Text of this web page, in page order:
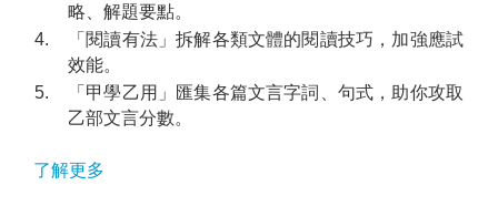
略、解題要點。
4.
「閱讀有法」拆解各類文體的閱讀技巧，加強應試
效能。
5.
「甲學乙用」匯集各篇文言字詞、句式，助你攻取
乙部文言分數。
了解更多